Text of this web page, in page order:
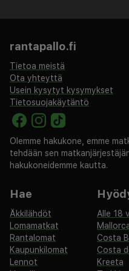
Kaupungin perimä vero:
Kaupungin perimä vero:
EUR per majoitustila per yö
Tässä on mainittu kaikki
ilmoittamat maksut.
Maksu mannermaisesta
henkilö
Yllä oleva luettelo ei
takuumaksut eivät
saattavat muuttua.
Kansallisten määräysten
ylittää 500 EUR:n
majoituspaikassa. Saat
yhteyttä majoituspaikkaan
rantapallo.fi
Tietoa meistä
Ota yhteyttä
Usein kysytyt kysymykset
Tietosuojakäytäntö
Olemme hakukone, emme
tehdään sen
hakukoneidemme kautta.
Hae
Äkkilähdöt
Lomamatkat
Rantalomat
Kaupunkilomat
Lennot
Alle 18
Costa
Costa
Kreeta